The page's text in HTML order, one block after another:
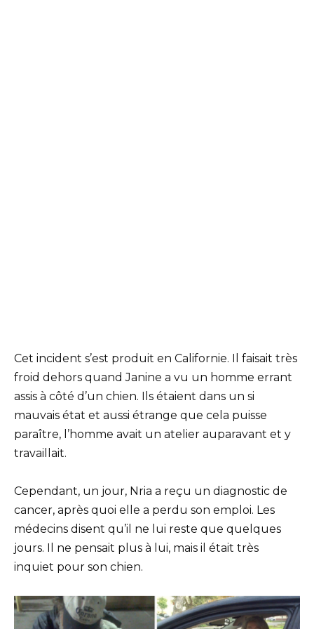
Cet incident s’est produit en Californie. Il faisait très
froid dehors quand Janine a vu un homme errant
assis à côté d’un chien. Ils étaient dans un si
mauvais état et aussi étrange que cela puisse
paraître, l’homme avait un atelier auparavant et y
travaillait.
Cependant, un jour, Nria a reçu un diagnostic de
cancer, après quoi elle a perdu son emploi. Les
médecins disent qu’il ne lui reste que quelques
jours. Il ne pensait plus à lui, mais il était très
inquiet pour son chien.